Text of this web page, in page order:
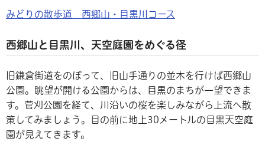
みどりの散歩道 西郷山・目黒川コース
西郷山と目黒川、天空庭園をめぐる径
旧鎌倉街道をのぼって、旧山手通りの並木を行けば西郷山
公園。眺望が開ける公園からは、目黒のまちが一望できま
す。菅刈公園を経て、川沿いの桜を楽しみながら上流へ散
策してみましょう。目の前に地上30メートルの目黒天空庭
園が見えてきます。